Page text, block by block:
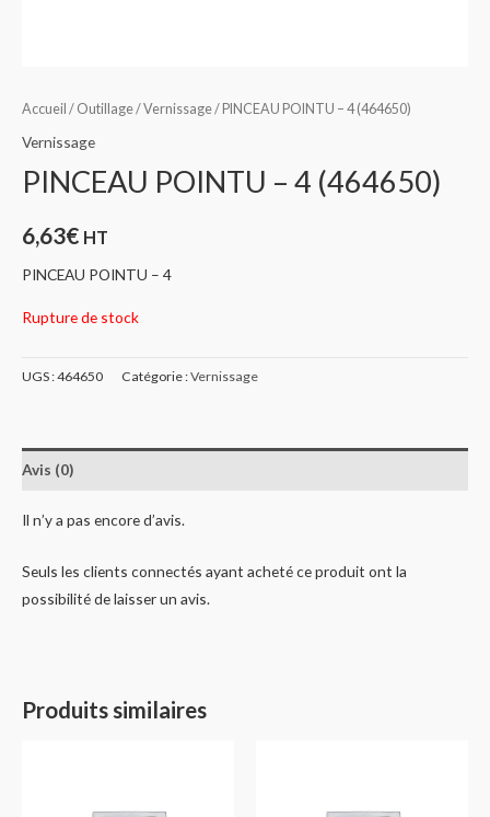
Accueil / Outillage/Vernissage/ PINCEAU POINTU – 4 (464650)
Vernissage
PINCEAU POINTU – 4 (464650)
6,63€ HT
PINCEAU POINTU – 4
Rupture de stock
UGS :464650 Catégorie :Vernissage
Avis (0)
Il n’y a pas encore d’avis.
Seuls les clients connectés ayant acheté ce produit ont la
possibilité de laisser un avis.
Produits similaires